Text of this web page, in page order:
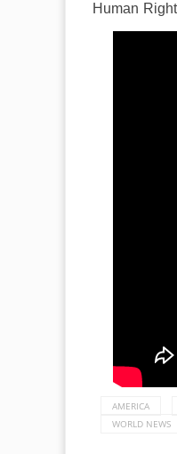
Human
AMERICA
WORLD NEWS